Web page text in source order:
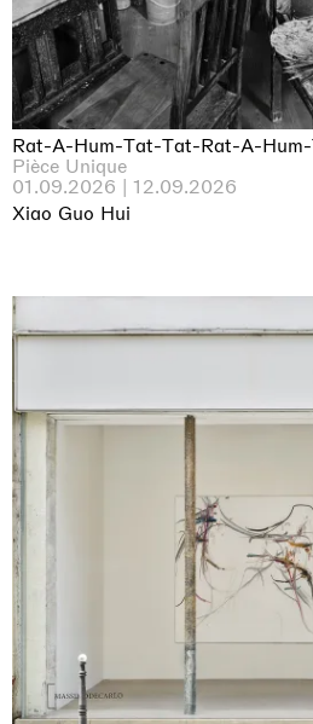
Rat-A-Hum-Tat-Tat-Rat-A-
Pièce Unique
01.09.2026 | 12.09.2026
Xiao Guo Hui